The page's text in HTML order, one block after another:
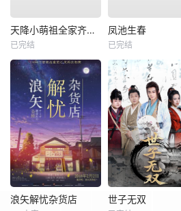
天降小萌祖全家齐齐宠
已完结
凤池生春
已完结
浪矢解忧杂货店 世子无双